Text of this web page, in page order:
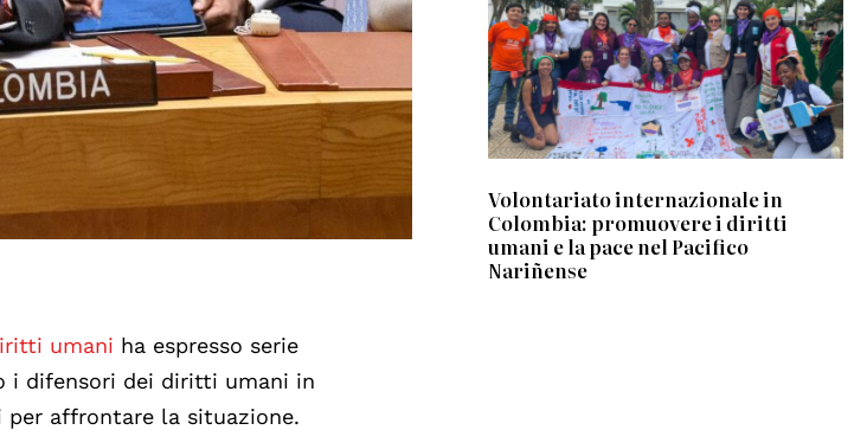
umani ha espresso serie
i difensori dei diritti umani in
per affrontare la situazione.
Volontariato internazionale in
Colombia: promuovere i diritti
umani e la pace nel Pacifico
Nariñense